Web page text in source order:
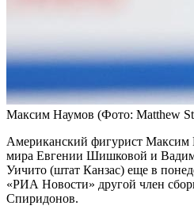
Максим Наумов (Фото: Matthew
Американский фигурист
мира Евгении Шишковой и
Уичито (штат Канзас) еще в
«РИА Новости» другой член
Спиридонов.